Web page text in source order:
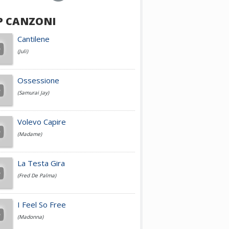
Achille Lauro
Cesare Cremonini
Jovanotti
Fedez
Simone Cristicchi
CANZONI
Cantilene
(Juli)
Ossessione
(Samurai Jay)
Volevo Capire
(Madame)
La Testa Gira
(Fred De Palma)
I Feel So Free
(Madonna)